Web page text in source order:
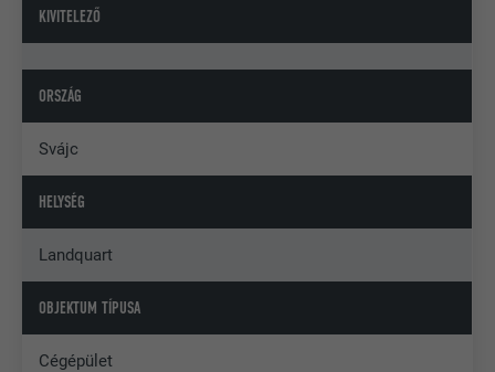
KIVITELEZŐ
ORSZÁG
Svájc
HELYSÉG
Landquart
OBJEKTUM TÍPUSA
Cégépület